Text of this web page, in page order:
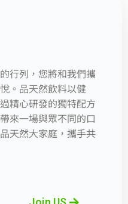
行列，您將和我們攜
。品天然飲料以健
精心研發的獨特配方
來一場與眾不同的口
天然大家庭，攜手共